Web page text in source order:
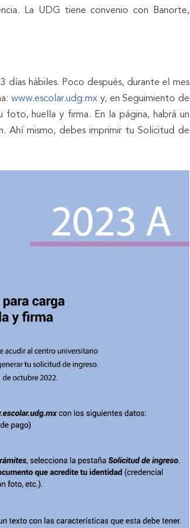
La UDG tiene convenio con Banorte,
días hábiles. Poco después, durante el mes
www.escolar.udg.mx y, en Seguimiento de
foto, huella y firma. En la página, habrá un
Ahí mismo, debes imprimir tu Solicitud de